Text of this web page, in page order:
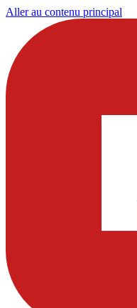
Aller au contenu principal